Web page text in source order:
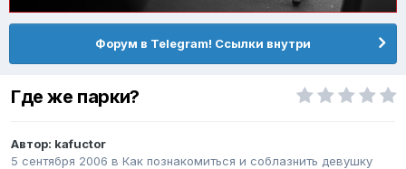
Форум в Telegram! Ссылки внутри
Где же парки?
Автор: kafuctor
5 сентября 2006 в Как познакомиться и соблазнить девушку